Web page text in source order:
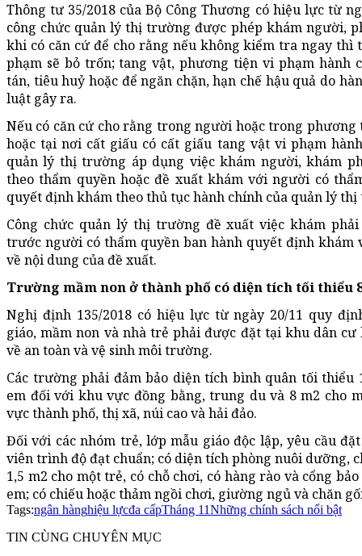
Thông tư 35/2018 của Bộ Công Thương có hiệu lực từ
công chức quản lý thị trường được phép khám người,
khi có căn cứ để cho rằng nếu không kiểm tra ngay thì
phạm sẽ bỏ trốn; tang vật, phương tiện vi phạm hành
tán, tiêu huỷ hoặc để ngăn chặn, hạn chế hậu quả do
luật gây ra.
Nếu có căn cứ cho rằng trong người hoặc trong phương
hoặc tại nơi cất giấu có cất giấu tang vật vi phạm
quản lý thị trường áp dụng việc khám người, khám
theo thẩm quyền hoặc đề xuất khám với người có
quyết định khám theo thủ tục hành chính của quản lý
Công chức quản lý thị trường đề xuất việc khám
trước người có thẩm quyền ban hành quyết định khám
về nội dung của đề xuất.
Trường mầm non ở thành phố có diện tích tối thiểu
Nghị định 135/2018 có hiệu lực từ ngày 20/11 quy
giáo, mầm non và nhà trẻ phải được đặt tại khu dân cư
về an toàn và vệ sinh môi trường.
Các trường phải đảm bảo diện tích bình quân tối thiểu
em đối với khu vực đồng bằng, trung du và 8 m2 cho
vực thành phố, thị xã, núi cao và hải đảo.
Đối với các nhóm trẻ, lớp mẫu giáo độc lập, yêu cầu
viên trình độ đạt chuẩn; có diện tích phòng nuôi dưỡng,
1,5 m2 cho một trẻ, có chỗ chơi, có hàng rào và cổng
em; có chiếu hoặc thảm ngồi chơi, giường ngủ và chăn
Tags:ngân hànghiệu lựcđa cấpTháng 11Những chính sách nổi bật
TIN CÙNG CHUYÊN MỤC